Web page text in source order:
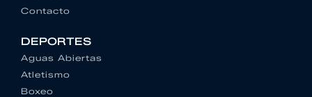
Contacto
DEPORTES
Aguas Abiertas
Atletismo
Boxeo